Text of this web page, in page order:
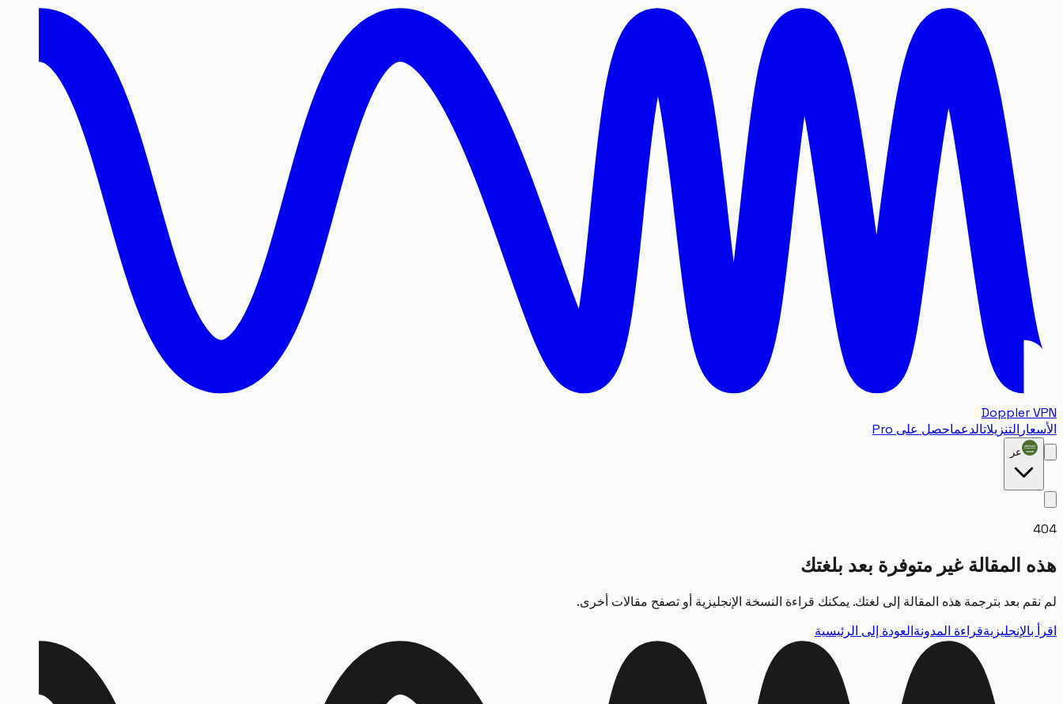
Doppler VPN
الأسعار التنزيلاتالدعماحصل على Pro
عر
404
هذه المقالة غير متوفرة بعد بلغتك
لم نقم بعد بترجمة هذه المقالة إلى لغتك. يمكنك قراءة النسخة الإنجليزية أو تصفح مقالات أخرى.
اقرأ بالإنجليزيةقراءة المدونةالعودة إلى الرئيسية